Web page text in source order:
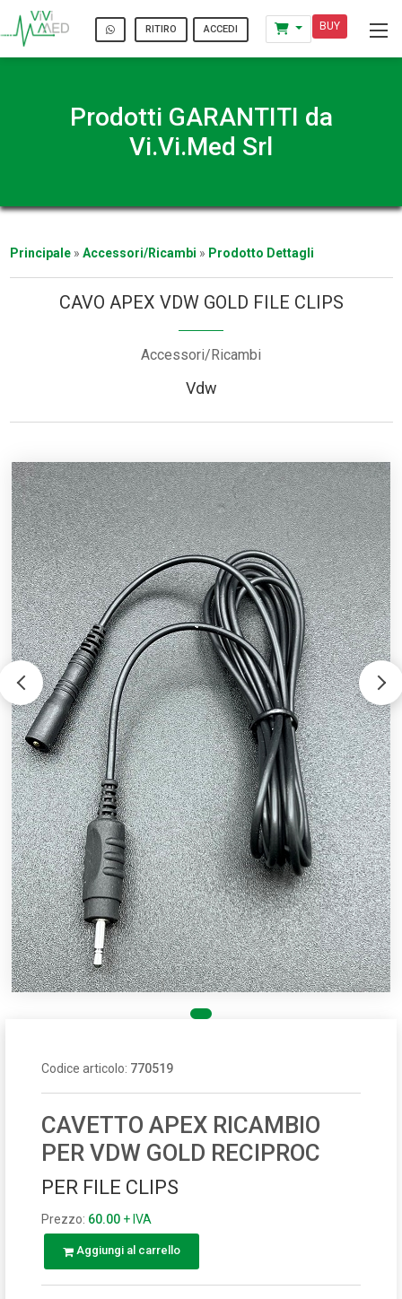
RITIRO ACCEDI BUY
Prodotti GARANTITI da
Vi.Vi.Med Srl
Principale» Accessori/Ricambi » Prodotto Dettagli
CAVO APEX VDW GOLD FILE CLIPS
Accessori/Ricambi
Vdw
Codice articolo: 770519
CAVETTO APEX RICAMBIO
PER VDW GOLD RECIPROC
PER FILE CLIPS
Prezzo: 60.00 + IVA
Aggiungi al carrello